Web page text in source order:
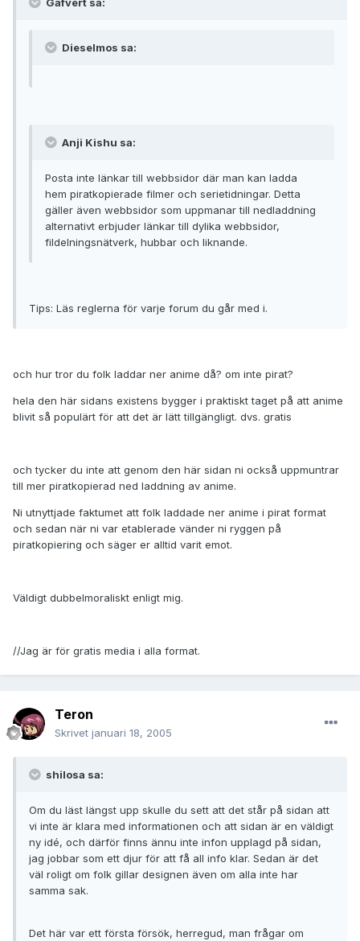
Gafvert sa:
Dieselmos sa:
Anji Kishu sa:
Posta inte länkar till webbsidor där man kan ladda
hem piratkopierade filmer och serietidningar. Detta
gäller även webbsidor som uppmanar till nedladdning
alternativt erbjuder länkar till dylika webbsidor,
fildelningsnätverk, hubbar och liknande.
Tips: Läs reglerna för varje forum du går med i.
och hur tror du folk laddar ner anime då? om inte pirat?
hela den här sidans existens bygger i praktiskt taget på att anime
blivit så populärt för att det är lätt tillgängligt. dvs. gratis
och tycker du inte att genom den här sidan ni också uppmuntrar
till mer piratkopierad ned laddning av anime.
Ni utnyttjade faktumet att folk laddade ner anime i pirat format
och sedan när ni var etablerade vänder ni ryggen på
piratkopiering och säger er alltid varit emot.
Väldigt dubbelmoraliskt enligt mig.
//Jag är för gratis media i alla format.
Teron
Skrivet januari 18, 2005
shilosa sa:
Om du läst längst upp skulle du sett att det står på sidan att
vi inte är klara med informationen och att sidan är en väldigt
ny idé, och därför finns ännu inte infon upplagd på sidan,
jag jobbar som ett djur för att få all info klar. Sedan är det
väl roligt om folk gillar designen även om alla inte har
samma sak.
Det här var ett första försök, herregud, man frågar om